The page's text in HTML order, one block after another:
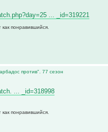
... _id=319221
как понравившийся.
против". 77 сезон
... _id=318998
как понравившийся.